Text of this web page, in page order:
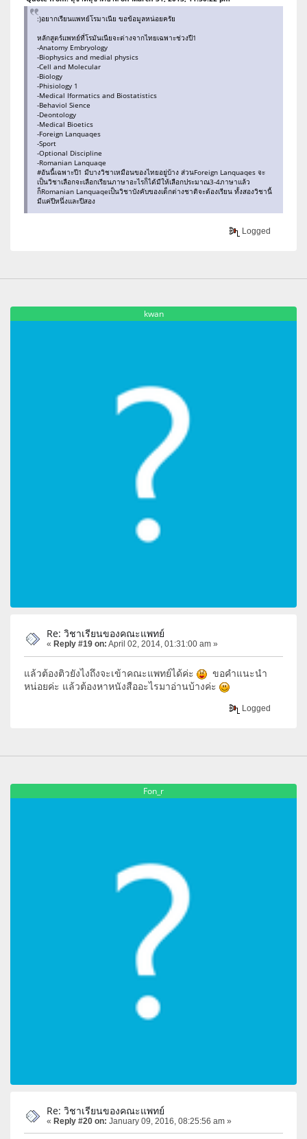
:)อยากเรียนเเพทย์โรมาเนีย ขอข้อมูลหน่อยครัย
หลักสูตร์แพทย์ที่โรมันเนียจะต่างจากไทยเฉพาะช่วงปี1
-Anatomy Embryology
-Biophysics and medial physics
-Cell and Molecular
-Biology
-Phisiology 1
-Medical Iformatics and Biostatistics
-Behaviol Sience
-Deontology
-Medical Bioetics
-Foreign Lanquaqes
-Sport
-Optional Discipline
-Romanian Lanquaqe
#อันนี้เฉพาะปี1 มีบางวิชาเหมือนของไทยอยู่บ้าง ส่วนForeign Lanquaqes จะ
เป็นวิชาเลือกจะเลือกเรียนภาษาอะไรก็ได้มีให้เลือกประมาณ3-4ภาษาแล้ว
ก็Romanian Lanquaqeเป็นวิชาบังคับของเด็กต่างชาติจะต้องเรียน ทั้งสองวิชานี้
มีแค่ปีหนึ่งและปีสอง
Logged
kwan
Re: วิชาเรียนของคณะแพทย์
« Reply #19 on: April 02, 2014, 01:31:00 am »
แล้วต้องติวยังไงถึงจะเข้าคณะแพทย์ได้ค่ะ
ขอคำแนะนำ
หน่อยค่ะ แล้วต้องหาหนังสืออะไรมาอ่านบ้างค่ะ
Logged
Fon_r
Re: วิชาเรียนของคณะแพทย์
« Reply #20 on: January 09, 2016, 08:25:56 am »